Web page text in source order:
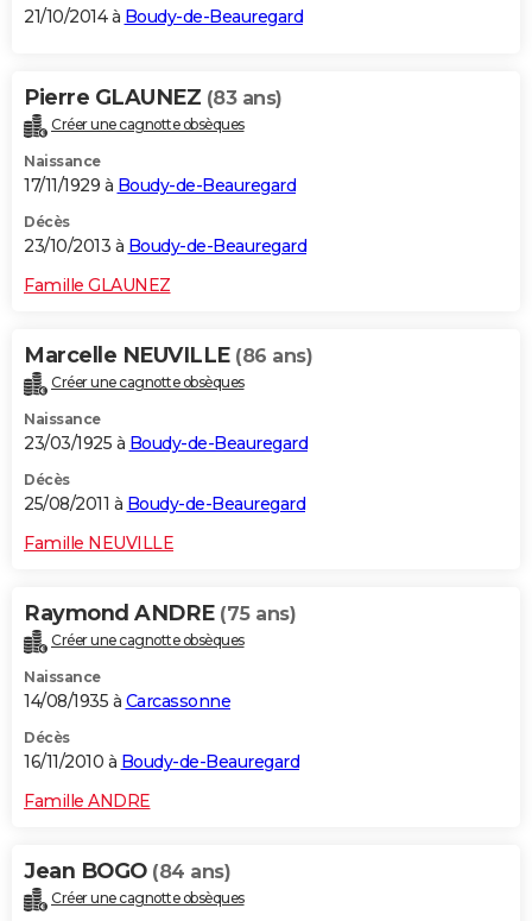
21/10/2014 à Boudy-de-Beauregard
Pierre GLAUNEZ (83 ans)
Créer une cagnotte obsèques
Naissance
17/11/1929 à Boudy-de-Beauregard
Décès
23/10/2013 à Boudy-de-Beauregard
Famille GLAUNEZ
Marcelle NEUVILLE (86 ans)
Créer une cagnotte obsèques
Naissance
23/03/1925 à Boudy-de-Beauregard
Décès
25/08/2011 à Boudy-de-Beauregard
Famille NEUVILLE
Raymond ANDRE (75 ans)
Créer une cagnotte obsèques
Naissance
14/08/1935 à Carcassonne
Décès
16/11/2010 à Boudy-de-Beauregard
Famille ANDRE
Jean BOGO (84 ans)
Créer une cagnotte obsèques